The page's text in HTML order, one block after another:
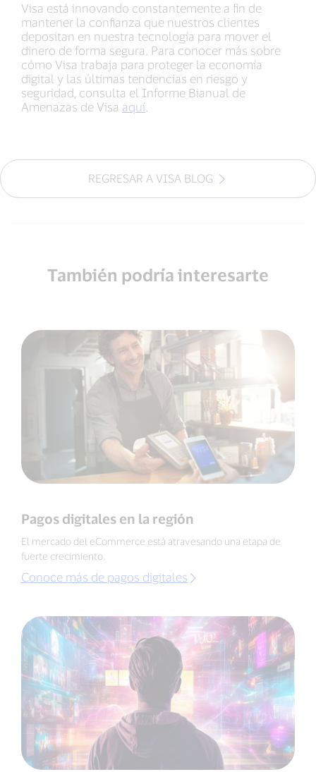
Visa está innovando constantemente a fin de
mantener la confianza que nuestros clientes
depositan en nuestra tecnología para mover el
dinero de forma segura. Para conocer más sobre
cómo Visa trabaja para proteger la economía
digital y las últimas tendencias en riesgo y
seguridad, consulta el Informe Bianual de
Amenazas de Visa aquí
REGRESAR A VISA BLOG
También podría interesarte
Pagos digitales en la región
El mercado del eCommerce está atravesando una etapa de
fuerte crecimiento.
Conoce más de pagos digitales